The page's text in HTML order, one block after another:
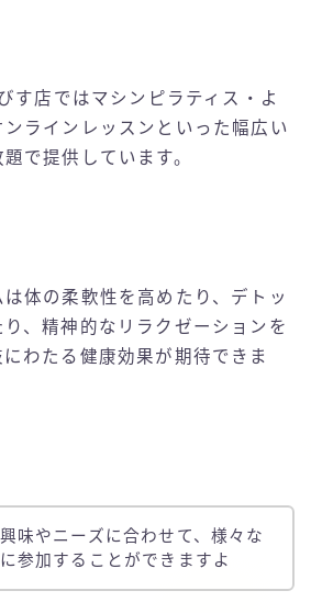
す店ではマシンピラティス・よ
ラインレッスンといった幅広い
で提供しています。
体の柔軟性を高めたり、デトッ
、精神的なリラクゼーションを
わたる健康効果が期待できま
味やニーズに合わせて、様々な
参加することができますよ